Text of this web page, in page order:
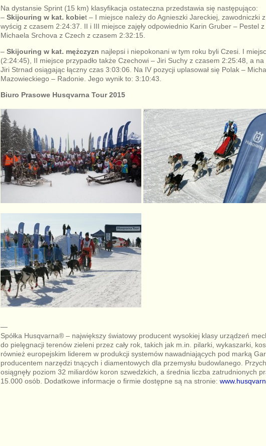
Na dystansie Sprint (15 km) klasyfikacja ostateczna przedstawia się następująco:
– Skijouring w kat. kobiet – I miejsce należy do Agnieszki Jareckiej, zawodniczki z
wyścig z czasem 2:24:37. II i III miejsce zajęły odpowiednio Karin Gruber – Pestel
Michaela Srchova z Czech z czasem 2:32:15.
– Skijouring w kat. mężczyzn najlepsi i niepokonani w tym roku byli Czesi. I
(2:24:45), II miejsce przypadło także Czechowi – Jiri Suchy z czasem 2:25:48, a
Jiri Strnad osiągając łączny czas 3:03:06. Na IV pozycji uplasował się Polak –
Mazowieckiego – Radonie. Jego wynik to: 3:10:43.
Biuro Prasowe Husqvarna Tour 2015
—
Spółka Husqvarna® – największy światowy producent wysokiej klasy urządzeń
do pielęgnacji terenów zieleni przez cały rok, takich jak m.in. pilarki, wykaszarki,
również europejskim liderem w produkcji systemów nawadniających pod marką
producentem narzędzi tnących i diamentowych dla przemysłu budowlanego.
osiągnęły poziom 32 miliardów koron szwedzkich, a średnia liczba zatrudnionych
15.000 osób. Dodatkowe informacje o firmie dostępne są na stronie: